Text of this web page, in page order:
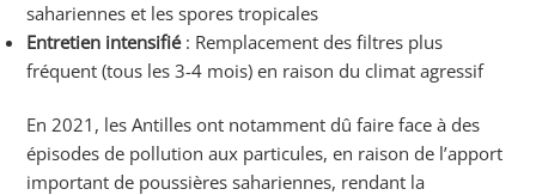
sahariennes et les spores tropicales
Entretien intensifié: Remplacement des filtres plus
fréquent (tous les 3-4 mois) en raison du climat agressif
En 2021, les Antilles ont notamment dû faire face à des
épisodes de pollution aux particules, en raison de l’apport
important de poussières sahariennes, rendant la